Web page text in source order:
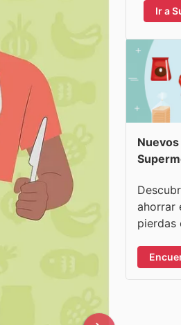
Ir a
ahorrar
pierdas